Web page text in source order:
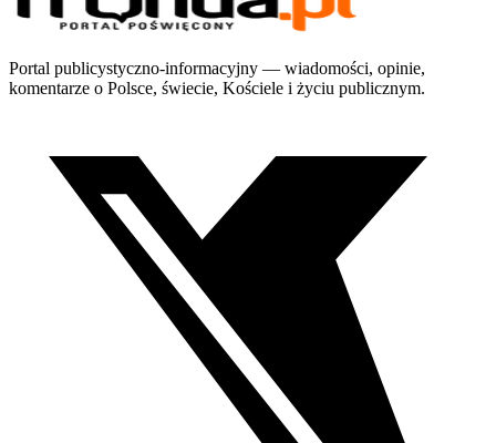
Portal publicystyczno-informacyjny — wiadomości, opinie,
komentarze o Polsce, świecie, Kościele i życiu publicznym.